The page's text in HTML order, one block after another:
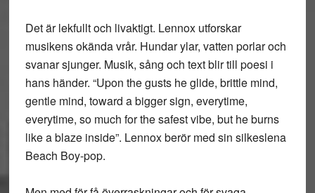
Det är lekfullt och livaktigt. Lennox utforskar
musikens okända vrår. Hundar ylar, vatten porlar och
svanar sjunger. Musik, sång och text blir till poesi i
hans händer. “Upon the gusts he glide, brittle mind,
gentle mind, toward a bigger sign, everytime,
everytime, so much for the safest vibe, but he burns
like a blaze inside”. Lennox berör med sin silkeslena
Beach Boy-pop.